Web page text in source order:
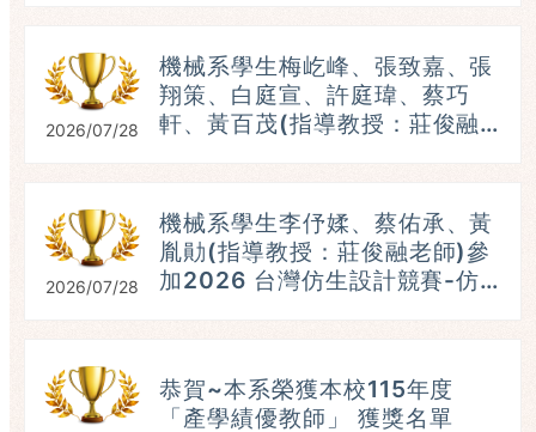
(115.07.25)
2026/07/28
機械系學生梅屹峰、張致嘉、張
翔策、白庭宣、許庭瑋、蔡巧
軒、黃百茂(指導教授：莊俊融
競賽-仿生機器人組，榮獲：第
五名。 (115.07.25）
2026/07/28
機械系學生李伃媃、蔡佑承、黃
胤勛(指導教授：莊俊融老師)參
加2026 台灣仿生設計競賽-仿
(115.07.25）
恭賀~本系榮獲本校115年度
「產學績優教師」 獲獎名單